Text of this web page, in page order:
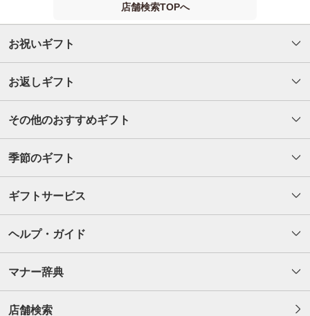
店舗検索TOPへ
お祝いギフト
お返しギフト
その他のおすすめギフト
季節のギフト
ギフトサービス
ヘルプ・ガイド
マナー辞典
店舗検索